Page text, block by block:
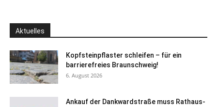
Aktuelles
Kopfsteinpflaster schleifen – für ein
barrierefreies Braunschweig!
6. August 2026
Ankauf der Dankwardstraße muss Rathaus-